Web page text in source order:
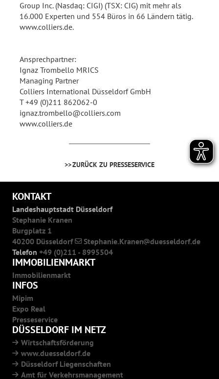
Group Inc. (Nasdaq: CIGI) (TSX: CIG) mit mehr als
16.000 Experten und 554 Büros in 66 Ländern tätig.
www.colliers.de.
Ansprechpartner:
Ignaz Trombello MRICS
Managing Partner
Colliers International Düsseldorf GmbH
T +49 (0)211 862062-0
ignaz.trombello@colliers.com
www.colliers.de
ZURÜCK ZU PRESSESERVICE
KONTAKT
Landeshauptstadt Düsseldorf
Stephanie Kranen
Burgplatz 1
40200 Düsseldorf
Stephanie.Kranen
duesseldorf.de
Telefon +49 (0)211 - 8995504
IMMOBILIENMARKT
Immobilienmarkt
INFOS
Mipim
Expo Real
Presseservice
DÜSSELDORF IM NETZ
Wirtschaftsförderung
www.duesseldorf.de
Düsseldorf Liegenschaften
Amt für Verkehrsmanagement